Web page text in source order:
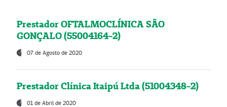
Prestador OFTALMOCLÍNICA SÃO
GONÇALO (55004164-2)
07 de Agosto de 2020
Prestador Clínica Itaipú Ltda (51004348-2)
01 de Abril de 2020